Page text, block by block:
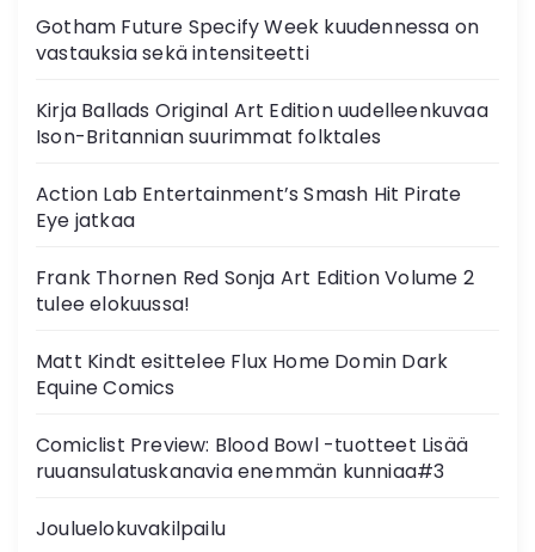
Gotham Future Specify Week kuudennessa on
vastauksia sekä intensiteetti
Kirja Ballads Original Art Edition uudelleenkuvaa
Ison-Britannian suurimmat folktales
Action Lab Entertainment’s Smash Hit Pirate
Eye jatkaa
Frank Thornen Red Sonja Art Edition Volume 2
tulee elokuussa!
Matt Kindt esittelee Flux Home Domin Dark
Equine Comics
Comiclist Preview: Blood Bowl -tuotteet Lisää
ruuansulatuskanavia enemmän kunniaa#3
Jouluelokuvakilpailu